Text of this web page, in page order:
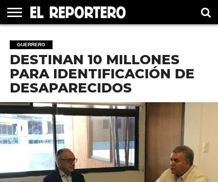
ELECCIÓN
2021
PRINCIPAL
MÉXICO
INTERNACIONAL
#UNMUNDOFELIZ
CULTURA
CINE
GUERRERO
DESTINAN 10 MILLONES
PARA IDENTIFICACIÓN DE
DESAPARECIDOS